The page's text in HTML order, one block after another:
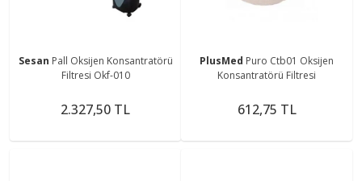
Sesan Pall Oksijen Konsantratörü
Filtresi Okf-010
2.327,50 TL
PlusMed Puro Ctb01 Oksijen
Konsantratörü Filtresi
612,75 TL